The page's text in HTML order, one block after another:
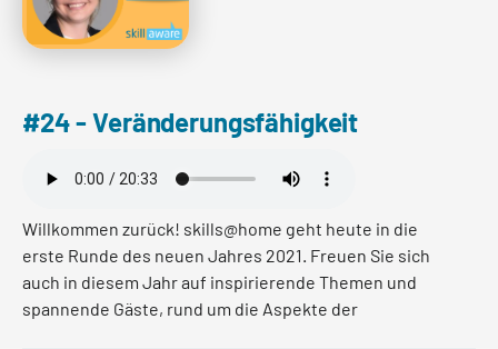
#24 - Veränderungsfähigkeit
Willkommen zurück! skills@home geht heute in die
erste Runde des neuen Jahres 2021. Freuen Sie sich
auch in diesem Jahr auf inspirierende Themen und
spannende Gäste, rund um die Aspekte der